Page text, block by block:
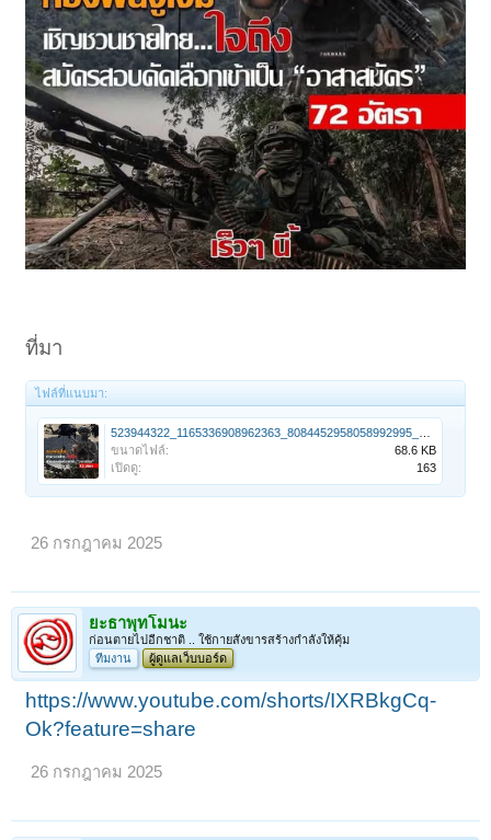
ที่มา
ไฟล์ที่แนบมา:
ขนาดไฟล์:
68.6 KB
เปิดดู:
163
26 กรกฎาคม 2025
ยะธาพุทโมนะ
ก่อนตายไปอีกชาติ .. ใช้กายสังขารสร้างกำลังให้คุ้ม
ทีมงาน
ผู้ดูแลเว็บบอร์ด
https://www.youtube.com/shorts/IXRBkgCq-
Ok?feature=share
26 กรกฎาคม 2025